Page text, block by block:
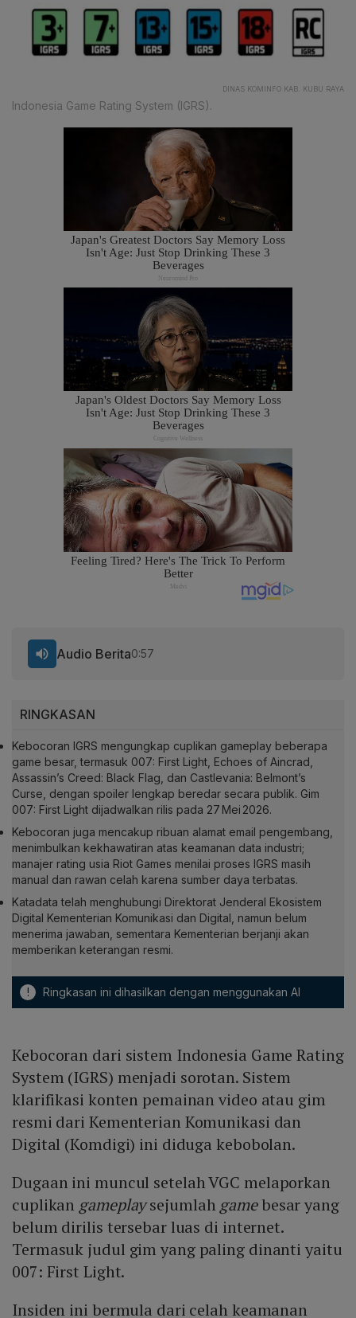
DINAS KOMINFO KAB. KUBU RAYA
Indonesia Game Rating System (IGRS).
RINGKASAN
Kebocoran IGRS mengungkap cuplikan gameplay beberapa
game besar, termasuk 007: First Light, Echoes of Aincrad,
Assassin’s Creed: Black Flag, dan Castlevania: Belmont’s
Curse, dengan spoiler lengkap beredar secara publik. Gim
007: First Light dijadwalkan rilis pada 27 Mei 2026.
Kebocoran juga mencakup ribuan alamat email pengembang,
menimbulkan kekhawatiran atas keamanan data industri;
manajer rating usia Riot Games menilai proses IGRS masih
manual dan rawan celah karena sumber daya terbatas.
Katadata telah menghubungi Direktorat Jenderal Ekosistem
Digital Kementerian Komunikasi dan Digital, namun belum
menerima jawaban, sementara Kementerian berjanji akan
memberikan keterangan resmi.
! Ringkasan ini dihasilkan dengan menggunakan AI
Audio Berita0:57
Kebocoran dari sistem Indonesia Game Rating
System (IGRS) menjadi sorotan. Sistem
klarifikasi konten pemainan video atau gim
resmi dari Kementerian Komunikasi dan
Digital (Komdigi) ini diduga kebobolan.
Dugaan ini muncul setelah VGC melaporkan
cuplikangameplaysejumlahgamebesar yang
belum dirilis tersebar luas di internet.
Termasuk judul gim yang paling dinanti yaitu
007: First Light.
Insiden ini bermula dari celah keamanan